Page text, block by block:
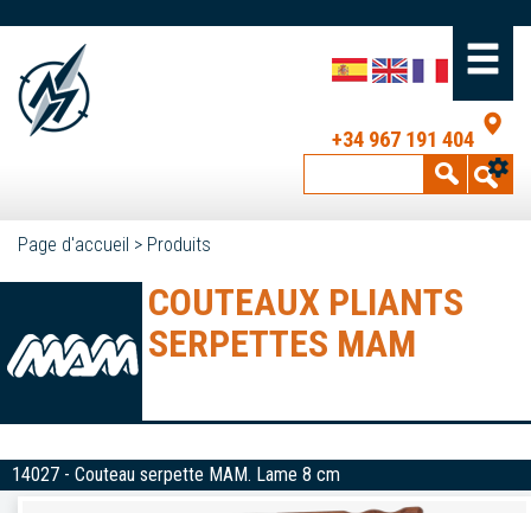
+34 967 191 404
Page d'accueil > Produits
COUTEAUX PLIANTS
SERPETTES MAM
14027 - Couteau serpette MAM. Lame 8 cm